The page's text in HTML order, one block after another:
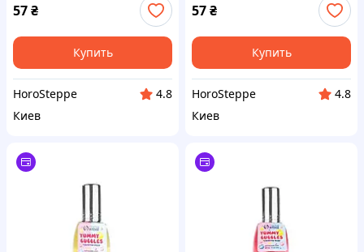
57₴
Купить
HoroSteppe
4.8
Киев
57₴
Купить
HoroSteppe
4.8
Киев